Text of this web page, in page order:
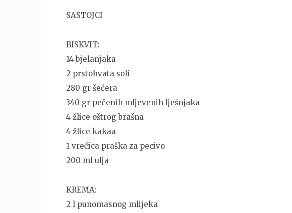
SASTOJCI
BISKVIT:
14 bjelanjaka
2 prstohvata soli
280 gr šećera
340 gr pečenih mljevenih lješnjaka
4 žlice oštrog brašna
4 žlice kakaa
1 vrećica praška za pecivo
200 ml ulja
KREMA:
2 l punomasnog mlijeka